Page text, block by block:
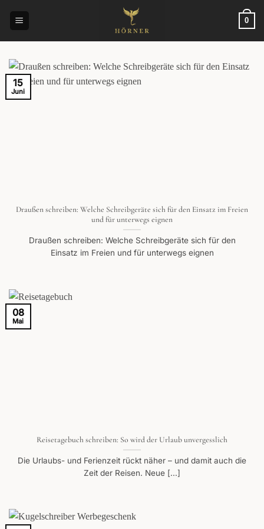
Inhalt
0
Draußen schreiben: Welche Schreibgeräte sich für den Einsatz im Freien
und für unterwegs eignen
Draußen schreiben: Welche Schreibgeräte sich für den
Einsatz im Freien und für unterwegs eignen
15
Juni
Reisetagebuch schreiben: So wird der Urlaub unvergesslich
Die Urlaubs- und Ferienzeit rückt näher – und damit auch die
Zeit der Reisen. Neue [...]
08
Mai